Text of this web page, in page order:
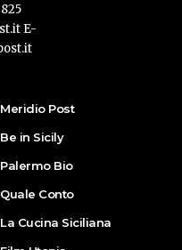
E-
Meridio Post
Be in Sicily
Palermo Bio
Quale Conto
La Cucina Siciliana